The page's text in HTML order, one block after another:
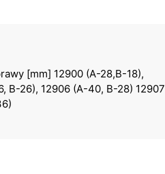
[mm] 12900 (A-28,B-18),
B-26), 12906 (A-40, B-28) 12907